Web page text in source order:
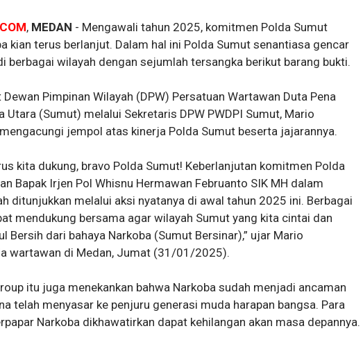
, MEDAN - Mengawali tahun 2025, komitmen Polda Sumut
kian terus berlanjut. Dalam hal ini Polda Sumut senantiasa gencar
berbagai wilayah dengan sejumlah tersangka berikut barang bukti.
Pimpinan Wilayah (DPW) Persatuan Wartawan Duta Pena
Utara (Sumut) melalui Sekretaris DPW PWDPI Sumut, Mario
jempol atas kinerja Polda Sumut beserta jajarannya.
kita dukung, bravo Polda Sumut! Keberlanjutan komitmen Polda
Bapak Irjen Pol Whisnu Hermawan Februanto SIK MH dalam
ditunjukkan melalui aksi nyatanya di awal tahun 2025 ini. Berbagai
mendukung bersama agar wilayah Sumut yang kita cintai dan
Bersih dari bahaya Narkoba (Sumut Bersinar),” ujar Mario
wartawan di Medan, Jumat (31/01/2025).
itu juga menekankan bahwa Narkoba sudah menjadi ancaman
telah menyasar ke penjuru generasi muda harapan bangsa. Para
Narkoba dikhawatirkan dapat kehilangan akan masa depannya.